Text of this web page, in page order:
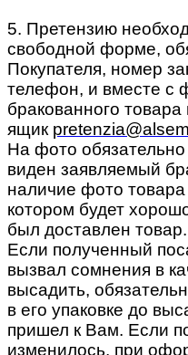
5. Претензию
свободной форме,
Покупателя, номер
телефон, и вместе с
бракованного
ящик
На фото
виден заявляемый
наличие фото товара
котором будет
был доставлен товар.
Если полученный
вызвал сомнения в
высадить,
в его упаковке до
пришел к Вам. Если
изменилось, при